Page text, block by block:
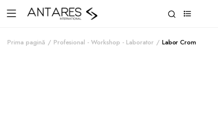
Prima pagină Profesional - Workshop - Laborator Labor Crom